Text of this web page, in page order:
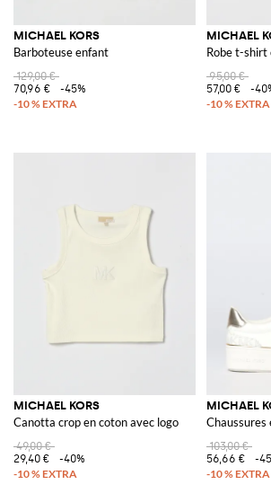
MICHAEL KORS
Barboteuse enfant
129,00 €
70,96 €
-45%
MICHAEL
Robe t-shirt
95,00 €
57,00 €
-
MICHAEL KORS
Canotta crop en coton avec logo
49,00 €
29,40 €
-40%
MICHAEL
Chaussures
103,00 €
56,66 €
-